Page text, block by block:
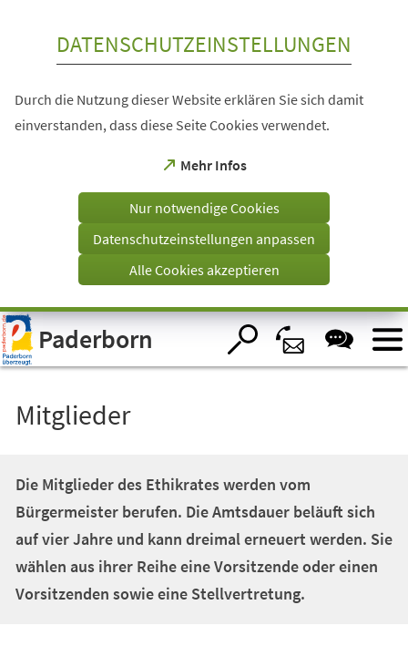
Visuelle
Assistenzsoftware
öffnen.
DATENSCHUTZEINSTELLUNGEN
Durch die Nutzung dieser Website erklären Sie sich damit
einverstanden, dass diese Seite Cookies verwendet.
Mehr Infos
(Öffnet
einem
Tab)
Nur notwendige Cookies
Datenschutzeinstellungen anpassen
Alle Cookies akzeptieren
Paderborn
Mitglieder
Die Mitglieder des Ethikrates werden vom
Bürgermeister berufen. Die Amtsdauer beläuft sich
auf vier Jahre und kann dreimal erneuert werden. Sie
wählen aus ihrer Reihe eine Vorsitzende oder einen
Vorsitzenden sowie eine Stellvertretung.